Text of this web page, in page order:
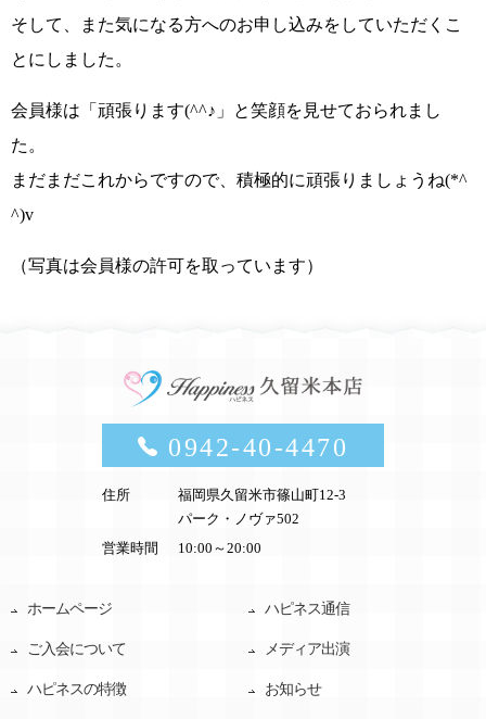
そして、また気になる方へのお申し込みをしていただくこ
とにしました。
会員様は 「頑張ります(^^♪」
と笑顔を見せておられまし
た。
まだまだこれからですので、積極的に頑張りましょうね(*^
^)v
（写真は会員様の許可を取っています）
0942-40-4470
住所
福岡県久留米市篠山町12-3
パーク・ノヴァ502
営業時間
10:00～20:00
ホームページ
ご入会について
ハピネスの特徴
ハピネス通信
メディア出演
お知らせ